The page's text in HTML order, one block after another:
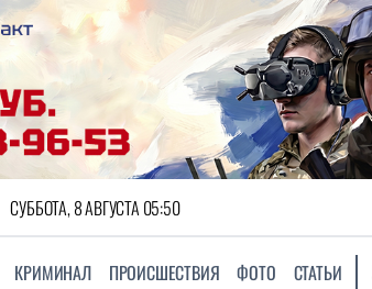
СУББОТА, 8 АВГУСТА 05:50
КРИМИНАЛ ПРОИСШЕСТВИЯ ФОТО СТАТЬИ